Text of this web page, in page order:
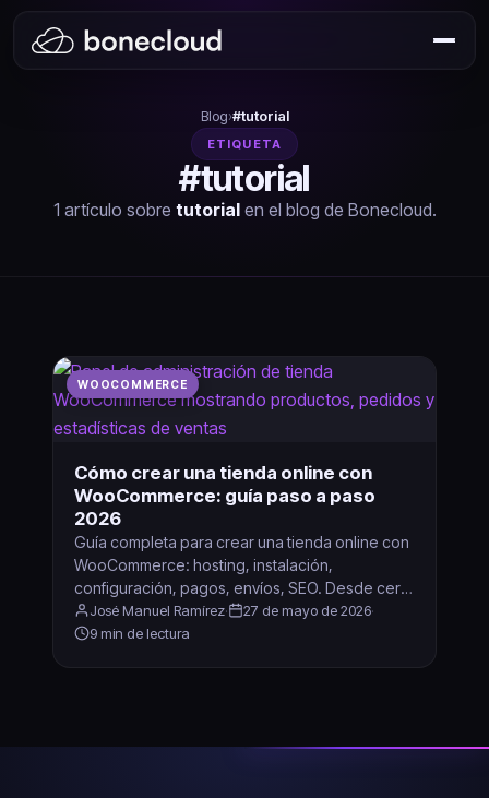
Blog›#tutorial
ETIQUETA
#tutorial
1 artículo sobre tutorialen el blog de Bonecloud.
WOOCOMMERCE
Cómo crear una tienda online con
WooCommerce: guía paso a paso
2026
Guía completa para crear una tienda online con
WooCommerce: hosting, instalación,
configuración, pagos, envíos, SEO. Desde cero
hasta vendiendo.
José Manuel Ramírez· 27 de mayo de 2026·
9 min de lectura